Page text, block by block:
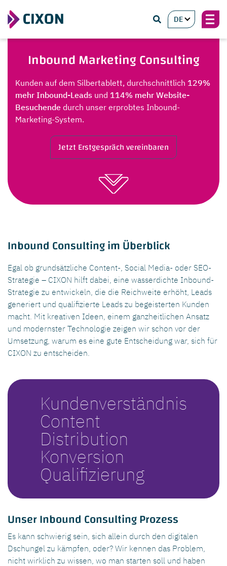
DE
Inbound Marketing Consulting
Kunden auf dem Silbertablett, durchschnittlich 129%
mehr Inbound-Leads und 114% mehr Website-
Besuchende durch unser erprobtes Inbound-
Marketing-System.
Jetzt Erstgespräch vereinbaren
Inbound Consulting im Überblick
Egal ob grundsätzliche Content-, Social Media- oder SEO-
Strategie – CIXON hilft dabei, eine wasserdichte Inbound-
Strategie zu entwickeln, die die Reichweite erhöht, Leads
generiert und qualifizierte Leads zu begeisterten Kunden
macht. Mit kreativen Ideen, einem ganzheitlichen Ansatz
und modernster Technologie zeigen wir schon vor der
Umsetzung, warum es eine gute Entscheidung war, sich für
CIXON zu entscheiden.
Kunden­verständnis
Content
Distribution
Konversion
Qualifizierung
Unser Inbound Consulting Prozess
Es kann schwierig sein, sich allein durch den digitalen
Dschungel zu kämpfen, oder? Wir kennen das Problem,
nicht wirklich zu wissen, wo man starten soll und haben